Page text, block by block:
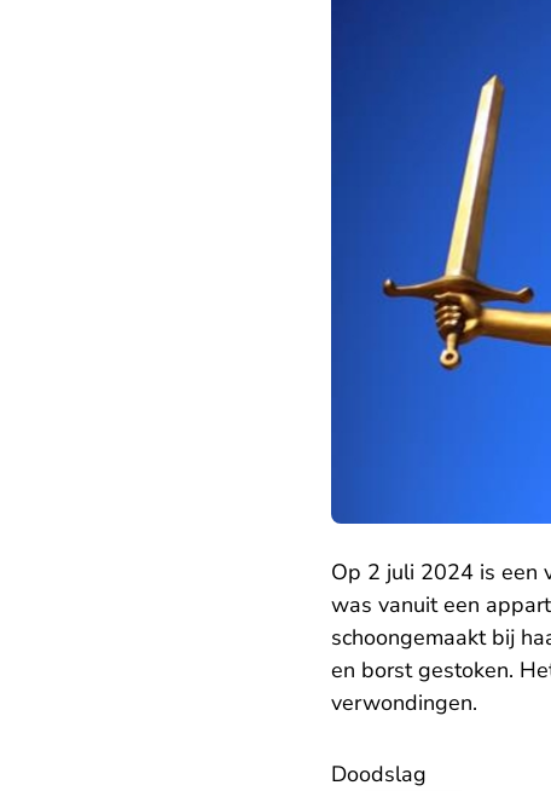
Op 2 juli 2024 is een
was vanuit een
schoongemaakt bij
en borst gestoken.
verwondingen.
Doodslag